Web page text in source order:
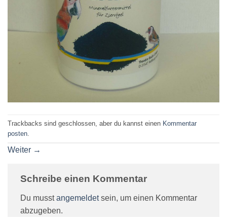
Trackbacks sind geschlossen, aber du kannst einen Kommentar
posten
Weiter →
Schreibe einen Kommentar
Du musstangemeldetsein, um einen Kommentar
abzugeben.